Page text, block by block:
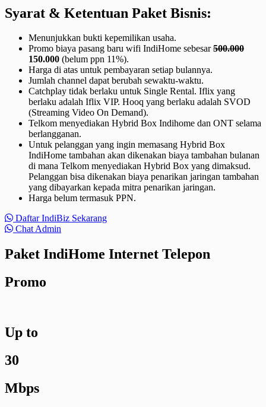
Syarat & Ketentuan Paket Bisnis:
Menunjukkan bukti kepemilikan usaha.
Promo biaya pasang baru wifi IndiHome sebesar500.000
150.000 (belum ppn 11%).
Harga di atas untuk pembayaran setiap bulannya.
Jumlah channel dapat berubah sewaktu-waktu.
Catchplay tidak berlaku untuk Single Rental. Iflix yang
berlaku adalah Iflix VIP. Hooq yang berlaku adalah SVOD
(Streaming Video On Demand).
Telkom menyediakan Hybrid Box Indihome dan ONT selama
berlangganan.
Untuk pelanggan yang ingin memasang Hybrid Box
IndiHome tambahan akan dikenakan biaya tambahan bulanan
di mana Telkom menyediakan Hybrid Box yang dimaksud.
Pelanggan bisa dikenakan biaya penarikan jaringan tambahan
yang dibayarkan kepada mitra penarikan jaringan.
Harga belum termasuk PPN.
Daftar IndiBiz Sekarang
Chat Admin
Paket IndiHome Internet Telepon
Promo
Up to
30
Mbps